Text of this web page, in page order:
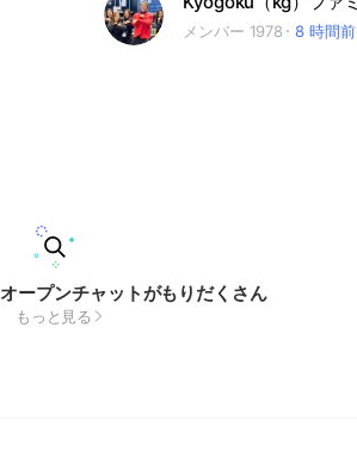
メンバー 1978 8 時間前
ープンチャットがもりだくさん
もっと見る